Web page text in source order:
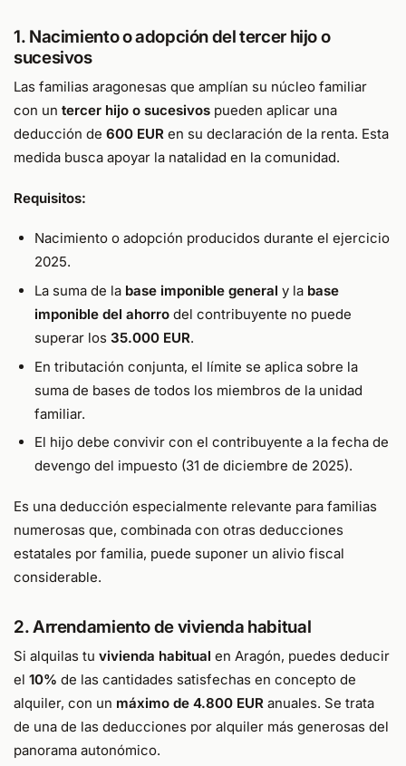
1. Nacimiento o adopción del tercer hijo o
sucesivos
Las familias aragonesas que amplían su núcleo familiar
con un tercer hijo o sucesivos pueden aplicar una
deducción de 600 EUR en su declaración de la renta. Esta
medida busca apoyar la natalidad en la comunidad.
Requisitos:
Nacimiento o adopción producidos durante el ejercicio
2025.
La suma de la base imponible general y la base
imponible del ahorrodel contribuyente no puede
superar los 35.000 EUR.
En tributación conjunta, el límite se aplica sobre la
suma de bases de todos los miembros de la unidad
familiar.
El hijo debe convivir con el contribuyente a la fecha de
devengo del impuesto (31 de diciembre de 2025).
Es una deducción especialmente relevante para familias
numerosas que, combinada con otras deducciones
estatales por familia, puede suponer un alivio fiscal
considerable.
2. Arrendamiento de vivienda habitual
Si alquilas tu vivienda habitual en Aragón, puedes deducir
el 10% de las cantidades satisfechas en concepto de
alquiler, con un máximo de 4.800 EUR anuales. Se trata
de una de las deducciones por alquiler más generosas del
panorama autonómico.